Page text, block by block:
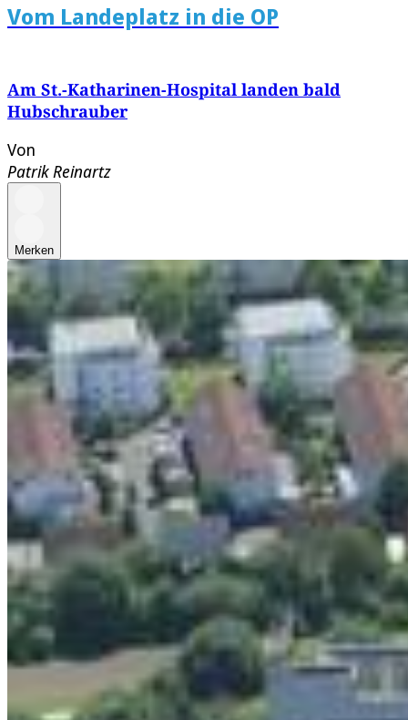
Vom Landeplatz in die OP
Am St.-Katharinen-Hospital landen bald
Hubschrauber
Von
Patrik Reinartz
Merken